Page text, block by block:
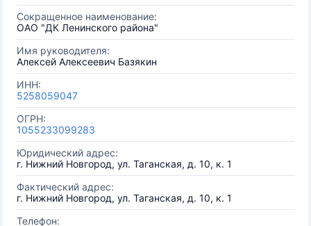
Сокращенное наименование:
ОАО "ДК Ленинского района"
Имя руководителя:
Алексей Алексеевич Базякин
ИНН:
5258059047
ОГРН:
1055233099283
Юридический адрес:
г. Нижний Новгород, ул. Таганская, д. 10, к. 1
Фактический адрес:
г. Нижний Новгород, ул. Таганская, д. 10, к. 1
Телефон: